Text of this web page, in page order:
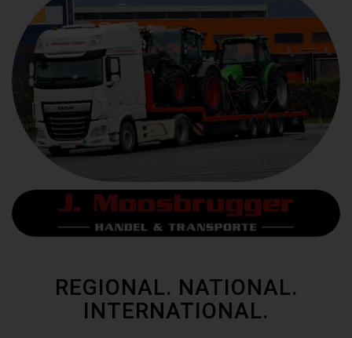
REGIONAL. NATIONAL.
INTERNATIONAL.